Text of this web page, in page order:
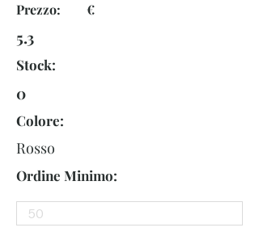
Prezzo: €
5.3
Stock:
0
Colore:
Rosso
Ordine Minimo: